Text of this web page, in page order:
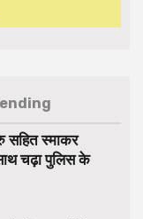
सहित स्माकर
चढ़ा पुलिस के